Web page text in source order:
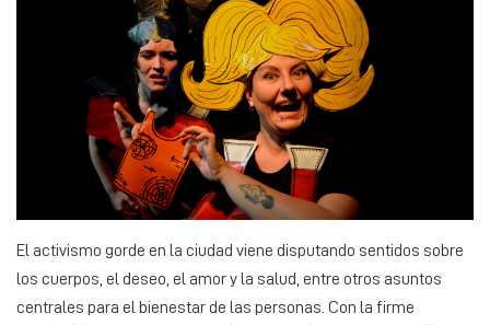
El activismo gorde en la ciudad viene disputando sentidos sobre
los cuerpos, el deseo, el amor y la salud, entre otros asuntos
centrales para el bienestar de las personas. Con la firme